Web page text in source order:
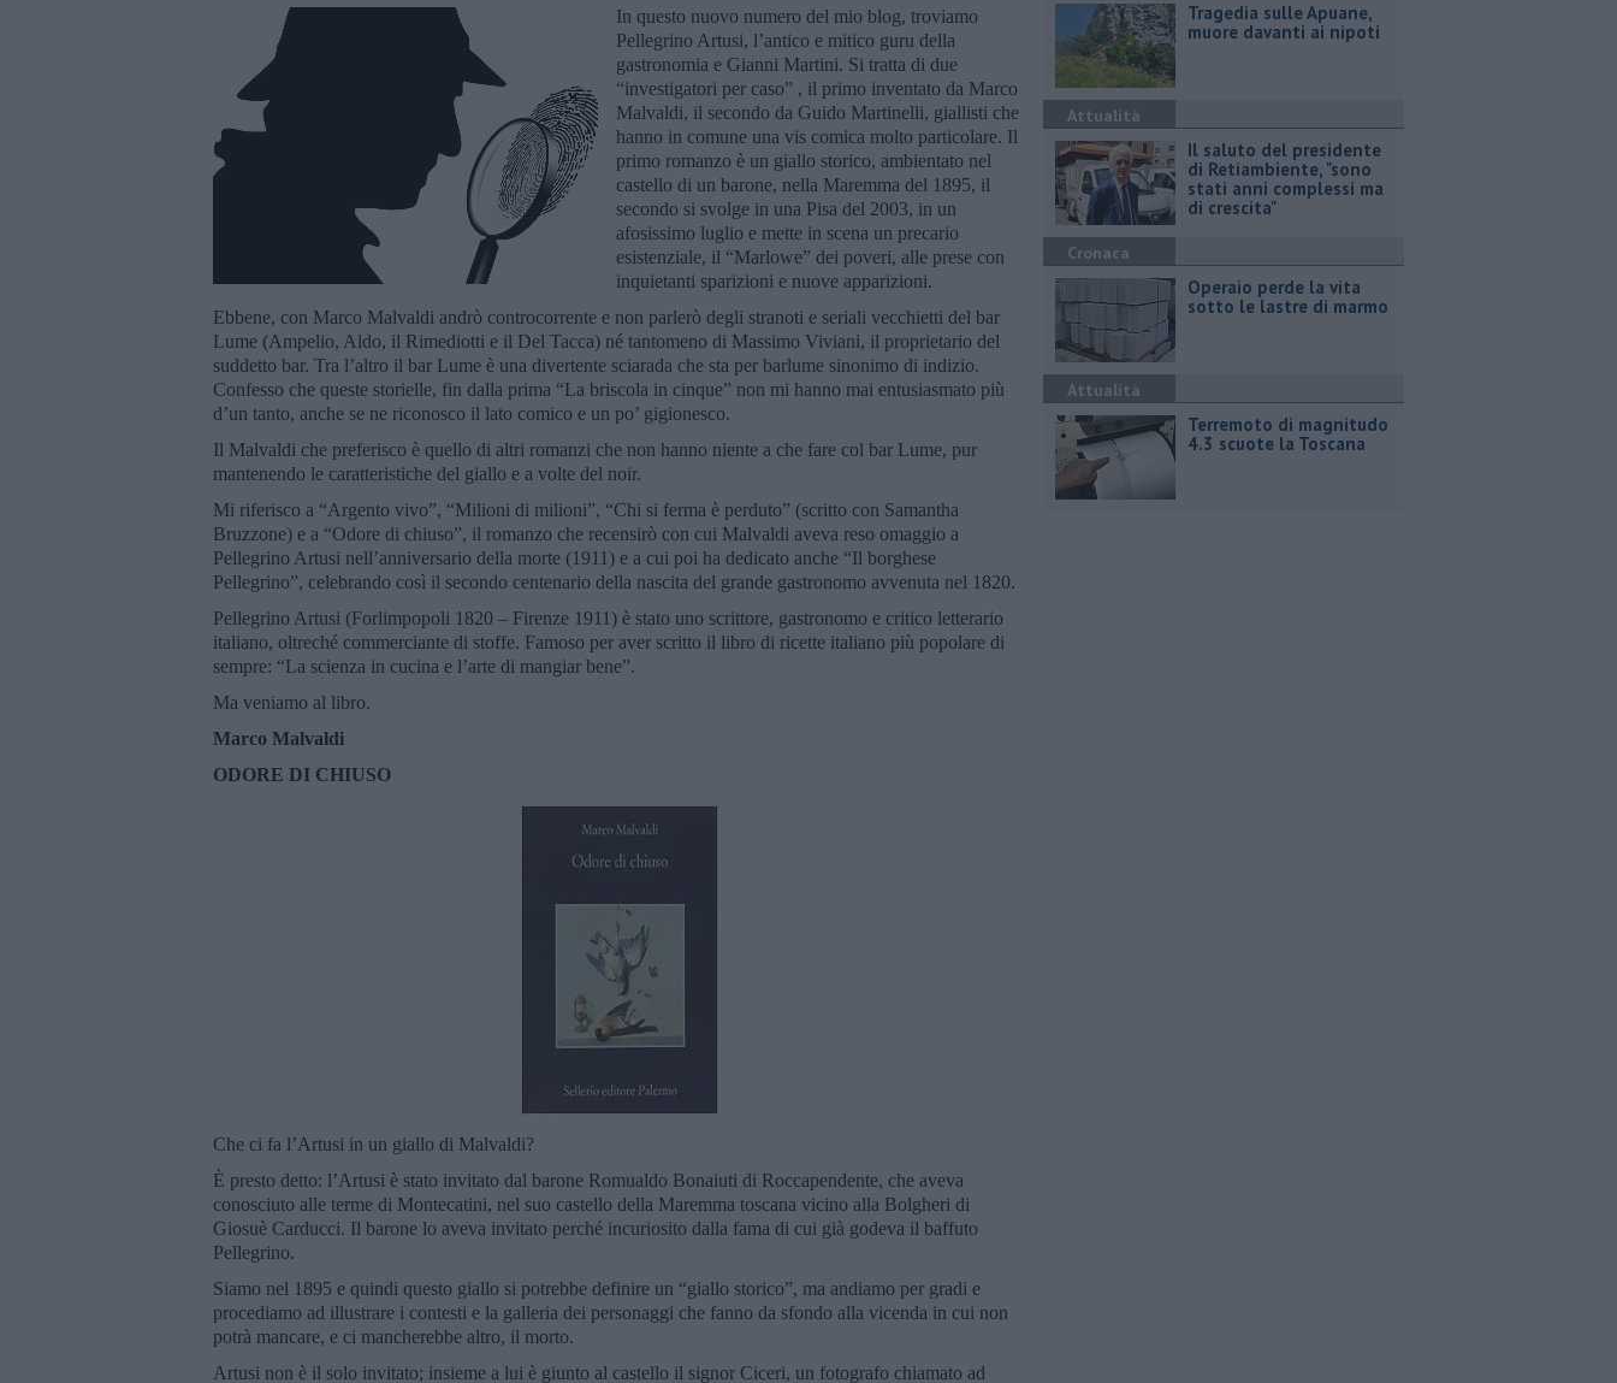
In questo nuovo numero del mio blog, troviamo
Pellegrino Artusi, l’antico e mitico guru della
gastronomia e Gianni Martini. Si tratta di due
“investigatori per caso” , il primo inventato da Marco
Malvaldi, il secondo da Guido Martinelli, giallisti che
hanno in comune una vis comica molto particolare. Il
primo romanzo è un giallo storico, ambientato nel
castello di un barone, nella Maremma del 1895, il
secondo si svolge in una Pisa del 2003, in un
afosissimo luglio e mette in scena un precario
esistenziale, il “Marlowe” dei poveri, alle prese con
inquietanti sparizioni e nuove apparizioni.
Ebbene, con Marco Malvaldi andrò controcorrente e non parlerò degli stranoti e seriali vecchietti del bar
Lume (Ampelio, Aldo, il Rimediotti e il Del Tacca) né tantomeno di Massimo Viviani, il proprietario del
suddetto bar. Tra l’altro il bar Lume è una divertente sciarada che sta per barlume sinonimo di indizio.
Confesso che queste storielle, fin dalla prima “La briscola in cinque” non mi hanno mai entusiasmato più
d’un tanto, anche se ne riconosco il lato comico e un po’ gigionesco.
Il Malvaldi che preferisco è quello di altri romanzi che non hanno niente a che fare col bar Lume, pur
mantenendo le caratteristiche del giallo e a volte del noir.
Mi riferisco a “Argento vivo”, “Milioni di milioni”, “Chi si ferma è perduto” (scritto con Samantha
Bruzzone) e a “Odore di chiuso”, il romanzo che recensirò con cui Malvaldi aveva reso omaggio a
Pellegrino Artusi nell’anniversario della morte (1911) e a cui poi ha dedicato anche “Il borghese
Pellegrino”, celebrando così il secondo centenario della nascita del grande gastronomo avvenuta nel 1820.
Pellegrino Artusi (Forlimpopoli 1820 – Firenze 1911) è stato uno scrittore, gastronomo e critico letterario
italiano, oltreché commerciante di stoffe. Famoso per aver scritto il libro di ricette italiano più popolare di
sempre: “La scienza in cucina e l’arte di mangiar bene”.
Ma veniamo al libro.
Marco Malvaldi
ODORE DI CHIUSO
Che ci fa l’Artusi in un giallo di Malvaldi?
È presto detto: l’Artusi è stato invitato dal barone Romualdo Bonaiuti di Roccapendente, che aveva
conosciuto alle terme di Montecatini, nel suo castello della Maremma toscana vicino alla Bolgheri di
Giosuè Carducci. Il barone lo aveva invitato perché incuriosito dalla fama di cui già godeva il baffuto
Pellegrino.
Siamo nel 1895 e quindi questo giallo si potrebbe definire un “giallo storico”, ma andiamo per gradi e
procediamo ad illustrare i contesti e la galleria dei personaggi che fanno da sfondo alla vicenda in cui non
potrà mancare, e ci mancherebbe altro, il morto.
Artusi non è il solo invitato; insieme a lui è giunto al castello il signor Ciceri, un fotografo chiamato ad
Tragedia sulle Apuane,
muore davanti ai nipoti
Attualità
Il saluto del presidente
di Retiambiente, "sono
stati anni complessi ma
di crescita"
Cronaca
Operaio perde la vita
sotto le lastre di marmo
Attualità
Terremoto di magnitudo
4.3 scuote la Toscana